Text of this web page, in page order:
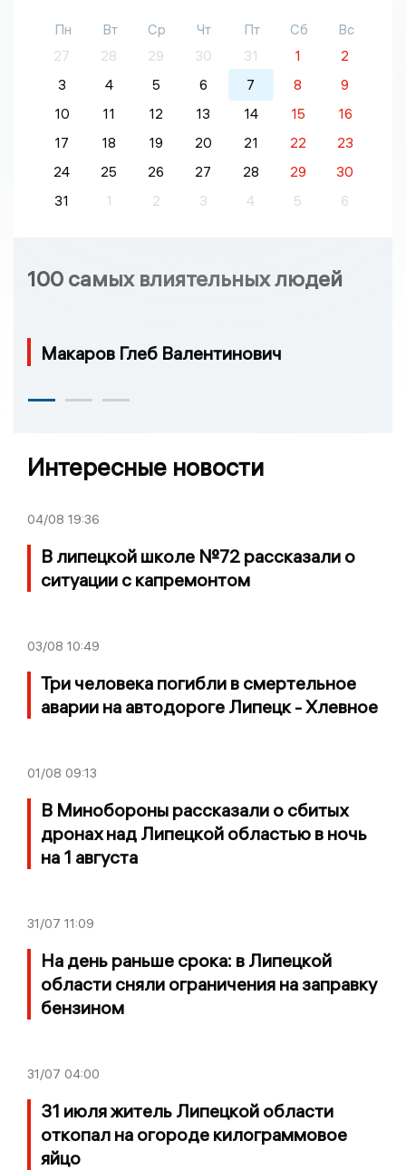
Пн Вт Ср Чт Пт Сб
Вс
27
28 29 30 31 1
2
3
4 5 6 7 8
9
10
11 12 13 14 15
16
17
18 19 20 21 22
23
24
25 26 27 28 29
30
31
1 2 3 4 5 6
100 самых влиятельных людей
Макаров Глеб Валентинович
Интересные новости
04/08 19:36
В липецкой школе №72 рассказали о
ситуации с капремонтом
03/08 10:49
Три человека погибли в смертельное
аварии на автодороге Липецк - Хлевное
01/08 09:13
В Минобороны рассказали о сбитых
дронах над Липецкой областью в ночь
на 1 августа
31/07 11:09
На день раньше срока: в Липецкой
области сняли ограничения на заправку
бензином
31/07 04:00
31 июля житель Липецкой области
откопал на огороде килограммовое
яйцо